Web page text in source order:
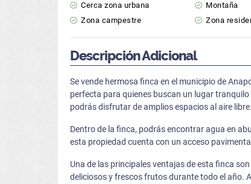
Cerca zona urbana
Montaña
Zona campestre
Zona
Descripción Adicional
Se vende hermosa finca en el municipio de
perfecta para quienes buscan un lugar
podrás disfrutar de amplios espacios al aire libre.
Dentro de la finca, podrás encontrar agua en
esta propiedad cuenta con un acceso
Una de las principales ventajas de esta finca
deliciosos y frescos frutos durante todo el año.